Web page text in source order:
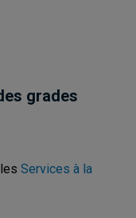
grades
Services à la